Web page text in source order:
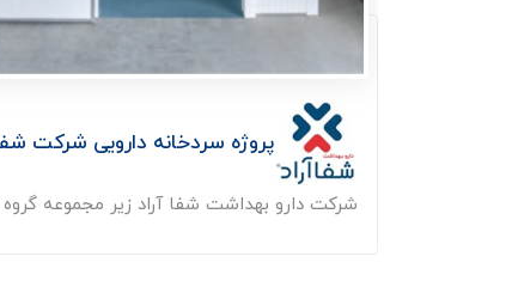
پروژه سردخانه دارویی شرکت
شرکت دارو بهداشت شفا آراد زیر مجموعه گروه